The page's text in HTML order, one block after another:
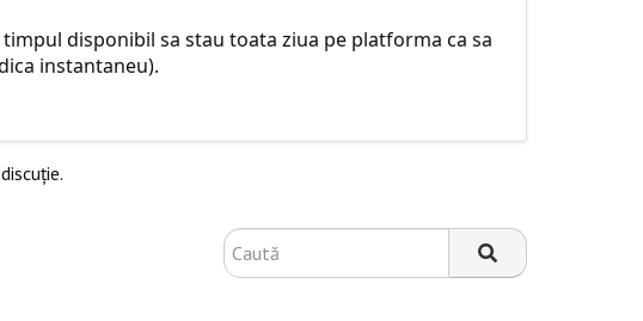
disponibil sa stau toata ziua pe platforma ca sa
instantaneu).